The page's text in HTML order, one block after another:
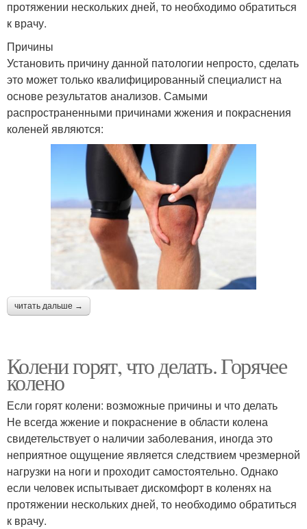
протяжении нескольких дней, то необходимо обратиться
к врачу.
Причины
Установить причину данной патологии непросто, сделать
это может только квалифицированный специалист на
основе результатов анализов. Самыми
распространенными причинами жжения и покраснения
коленей являются:
читать дальше →
Колени горят, что делать. Горячее
колено
Если горят колени: возможные причины и что делать
Не всегда жжение и покраснение в области колена
свидетельствует о наличии заболевания, иногда это
неприятное ощущение является следствием чрезмерной
нагрузки на ноги и проходит самостоятельно. Однако
если человек испытывает дискомфорт в коленях на
протяжении нескольких дней, то необходимо обратиться
к врачу.